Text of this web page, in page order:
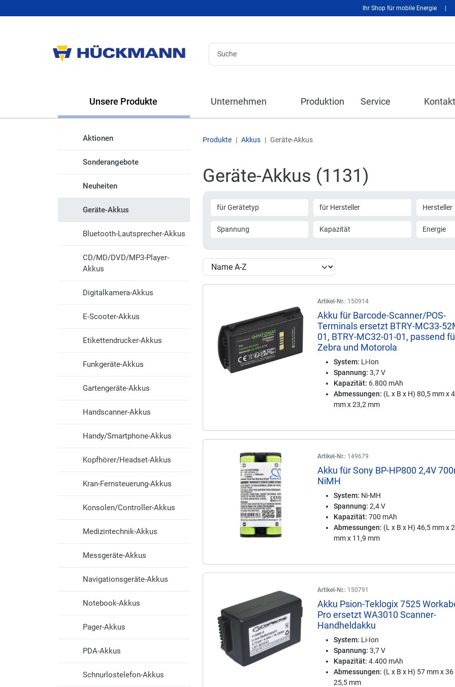
Ihr Shop für mobile Energie
Unsere Produkte Unternehmen Produktion Service Kontakt
Aktionen
Sonderangebote
Neuheiten
Geräte-Akkus
Bluetooth-Lautsprecher-Akkus
CD/MD/DVD/MP3-Player-
Akkus
Digitalkamera-Akkus
E-Scooter-Akkus
Etikettendrucker-Akkus
Funkgeräte-Akkus
Gartengeräte-Akkus
Handscanner-Akkus
Handy/Smartphone-Akkus
Kopfhörer/Headset-Akkus
Kran-Fernsteuerung-Akkus
Konsolen/Controller-Akkus
Medizintechnik-Akkus
Messgeräte-Akkus
Navigationsgeräte-Akkus
Notebook-Akkus
Pager-Akkus
PDA-Akkus
Schnurlostelefon-Akkus
Produkte Akkus Geräte-Akkus
Geräte-Akkus (1131)
für Gerätetyp für Hersteller Hersteller
Spannung Kapazität Energie
Artikel-Nr.: 150914
Akku für Barcode-Scanner/POS-
Terminals ersetzt BTRY-MC33-
01, BTRY-MC32-01-01, passend
Zebra und Motorola
System: Li-Ion
Spannung: 3,7 V
Kapazität: 6.800 mAh
Abmessungen: (L x B x H) 80,5 mm x
mm x 23,2 mm
Artikel-Nr.: 149679
Akku für Sony BP-HP800 2,4V
NiMH
System: Ni-MH
Spannung: 2,4 V
Kapazität: 700 mAh
Abmessungen: (L x B x H) 46,5 mm x
mm x 11,9 mm
Artikel-Nr.: 150791
Akku Psion-Teklogix 7525
Pro ersetzt WA3010 Scanner-
Handheldakku
System: Li-Ion
Spannung: 3,7 V
Kapazität: 4.400 mAh
Abmessungen: (L x B x H) 57 mm x
25,5 mm